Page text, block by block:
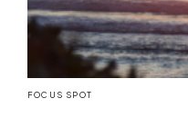
FOCUS SPOT